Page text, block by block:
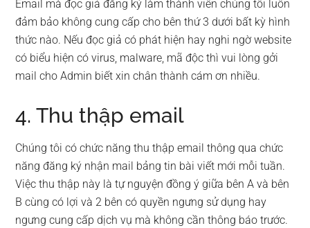
Email mà đọc giả đăng ký làm thành viên chúng tôi luôn
đảm bảo không cung cấp cho bên thứ 3 dưới bất kỳ hình
thức nào. Nếu đọc giả có phát hiện hay nghi ngờ website
có biểu hiện có virus, malware, mã độc thì vui lòng gởi
mail cho Admin biết xin chân thành cám ơn nhiều.
4. Thu thập email
Chúng tôi có chức năng thu thập email thông qua chức
năng đăng ký nhận mail bảng tin bài viết mới mỗi tuần.
Việc thu thập này là tự nguyện đồng ý giữa bên A và bên
B cùng có lợi và 2 bên có quyền ngưng sử dụng hay
ngưng cung cấp dịch vụ mà không cần thông báo trước.